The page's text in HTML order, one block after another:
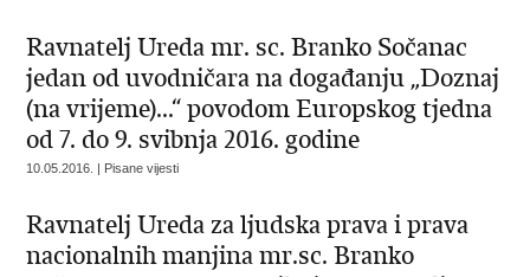
Ravnatelj Ureda mr. sc. Branko Sočanac
jedan od uvodničara na događanju „Doznaj
(na vrijeme)...“ povodom Europskog tjedna
od 7. do 9. svibnja 2016. godine
10.05.2016. | Pisane vijesti
Ravnatelj Ureda za ljudska prava i prava
nacionalnih manjina mr.sc. Branko